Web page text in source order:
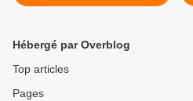
Hébergé par Overblog
Top articles
Pages